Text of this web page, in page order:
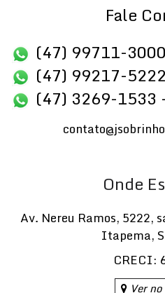
Fale
(47) 99711-
(47) 99217-
(47) 3269-1533
Onde
Av. Nereu Ramos, 5222,
Itapema,
CRECI:
Ver no